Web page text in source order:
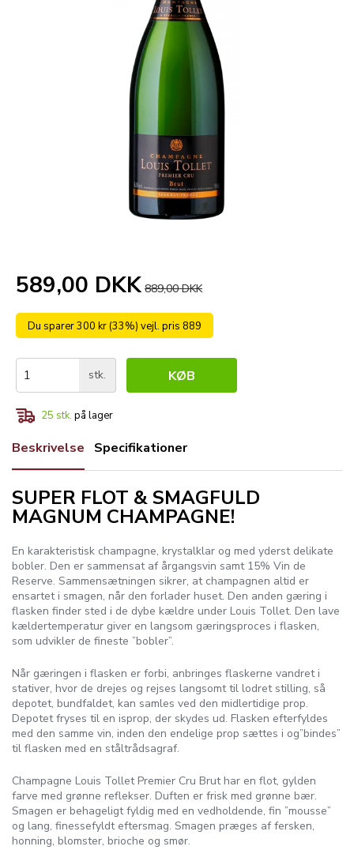
589,00 DKK 889,00 DKK
Du sparer 300 kr (33%) vejl. pris 889
stk. KØB
25 stk. på lager
Beskrivelse Specifikationer
SUPER FLOT & SMAGFULD
MAGNUM CHAMPAGNE!
En karakteristisk champagne, krystalklar og med yderst delikate
bobler. Den er sammensat af årgangsvin samt 15% Vin de
Reserve. Sammensætningen sikrer, at champagnen altid er
ensartet i smagen, når den forlader huset. Den anden gæring i
flasken finder sted i de dybe kældre under Louis Tollet. Den lave
kældertemperatur giver en langsom gæringsproces i flasken,
som udvikler de fineste ”bobler”.
Når gæringen i flasken er forbi, anbringes flaskerne vandret i
stativer, hvor de drejes og rejses langsomt til lodret stilling, så
depotet, bundfaldet, kan samles ved den midlertidige prop.
Depotet fryses til en isprop, der skydes ud. Flasken efterfyldes
med den samme vin, inden den endelige prop sættes i og”bindes”
til flasken med en ståltrådsagraf.
Champagne Louis Tollet Premier Cru Brut har en flot, gylden
farve med grønne reflekser. Duften er frisk med grønne bær.
Smagen er behageligt fyldig med en vedholdende, fin ”mousse”
og lang, finessefyldt eftersmag. Smagen præges af fersken,
honning, blomster, brioche og smør.